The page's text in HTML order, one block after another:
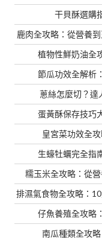
干貝酥選購
鹿肉全攻略：從營養
植物性鮮奶油全
節瓜功效全解析
蔥絲怎麼切？達
蛋黃酥保存技巧
皇宮菜功效全
生蠔牡蠣完全指
糯玉米全攻略：從
排濕氣食物全攻略：
仔魚養殖全攻略
南瓜種類全攻